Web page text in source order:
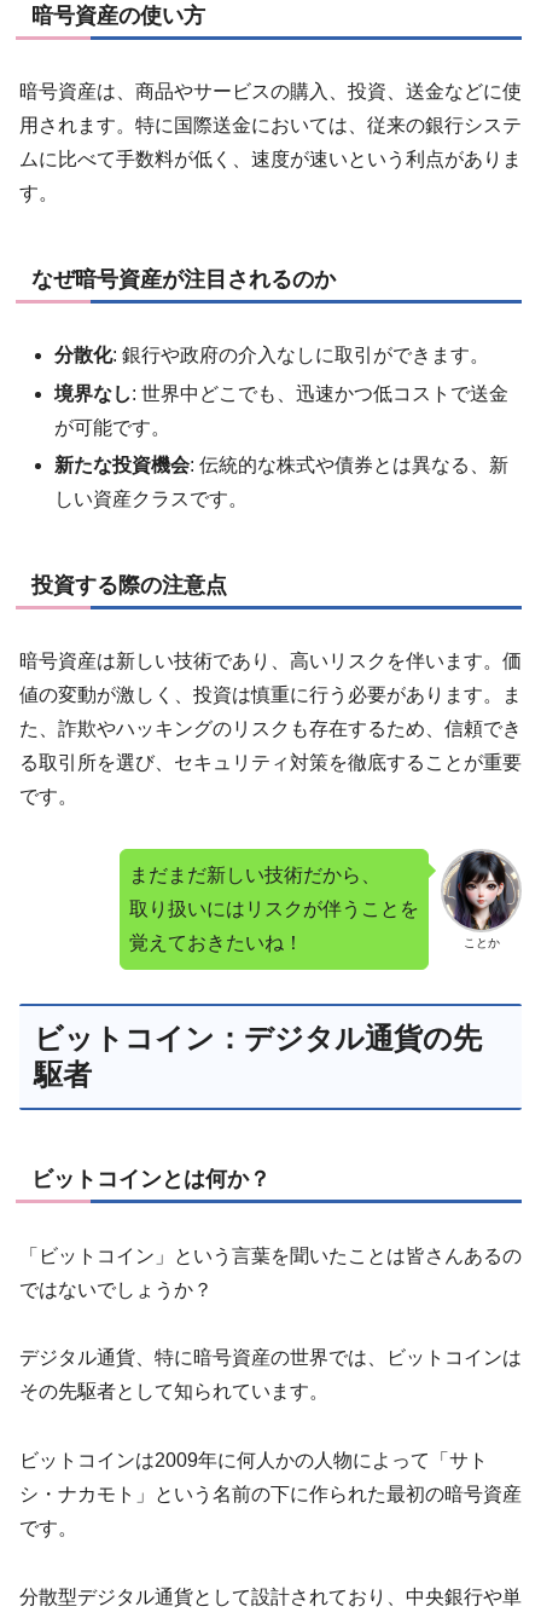
暗号資産の使い方
暗号資産は、商品やサービスの購入、投資、送金などに使
用されます。特に国際送金においては、従来の銀行システ
ムに比べて手数料が低く、速度が速いという利点がありま
す。
なぜ暗号資産が注目されるのか
分散化: 銀行や政府の介入なしに取引ができます。
境界なし: 世界中どこでも、迅速かつ低コストで送金
が可能です。
新たな投資機会: 伝統的な株式や債券とは異なる、新
しい資産クラスです。
投資する際の注意点
暗号資産は新しい技術であり、高いリスクを伴います。価
値の変動が激しく、投資は慎重に行う必要があります。ま
た、詐欺やハッキングのリスクも存在するため、信頼でき
る取引所を選び、セキュリティ対策を徹底することが重要
です。
ことか
まだまだ新しい技術だから、
取り扱いにはリスクが伴うことを
覚えておきたいね！
ビットコイン：デジタル通貨の先
駆者
ビットコインとは何か？
「ビットコイン」という言葉を聞いたことは皆さんあるの
ではないでしょうか？
デジタル通貨、特に暗号資産の世界では、ビットコインは
その先駆者として知られています。
ビットコインは2009年に何人かの人物によって「サト
シ・ナカモト」という名前の下に作られた最初の暗号資産
です。
分散型デジタル通貨として設計されており、中央銀行や単